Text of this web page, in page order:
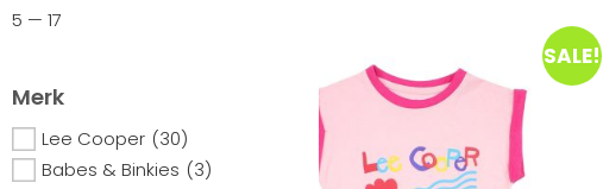
5 — 17
Merk
Lee Cooper (30)
Babes & Binkies (3)
SALE!